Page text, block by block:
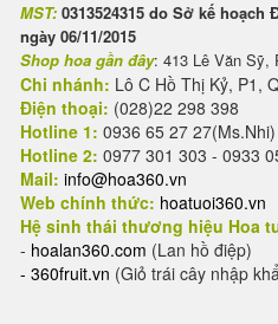
MST: 0313524315 do Sở kế hoạch
ngày 06/11/2015
Shop hoa gần đây: 413 Lê Văn Sỹ,
Chi nhánh: Lô C Hồ Thị Kỷ, P1,
Điện thoại: (028)22 298 398
Hotline 1: 0936 65 27 27(Ms.Nhi)
Hotline 2: 0977 301 303 - 0933
Mail: info@hoa360.vn
Web chính thức: hoatuoi360.vn
Hệ sinh thái thương hiệu Hoa
- hoalan360.com (Lan hồ điệp)
- 360fruit.vn (Giỏ trái cây nhập